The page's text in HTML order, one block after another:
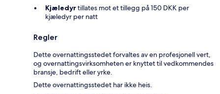
Kjæledyrtillates mot et tillegg på 150 DKK per
kjæledyr per natt
Regler
Dette overnattingsstedet forvaltes av en profesjonell vert,
og overnattingsvirksomheten er knyttet til vedkommendes
bransje, bedrift eller yrke.
Dette overnattingsstedet har ikke heis.